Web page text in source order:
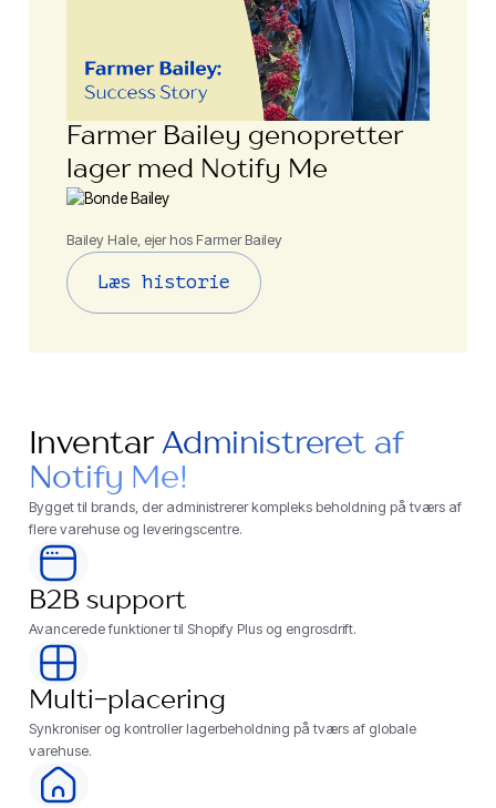
Farmer Bailey genopretter
lager med Notify Me
Bailey Hale, ejer hos Farmer Bailey
Læs historie
Inventar Administreret af
Notify Me!
Bygget til brands, der administrerer kompleks beholdning på tværs af
flere varehuse og leveringscentre.
B2B support
Avancerede funktioner til Shopify Plus og engrosdrift.
Multi-placering
Synkroniser og kontroller lagerbeholdning på tværs af globale
varehuse.